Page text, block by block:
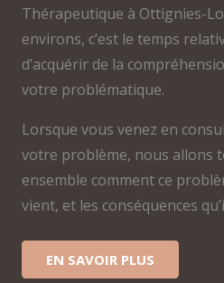
Thérapeutique à Ottignies-
environs, c’est le temps
d’acquérir de la
votre problématique.
Lorsque vous venez en
votre problème, nous allons
ensemble comment ce
vient, et les conséquences
EN SAVOIR PLUS